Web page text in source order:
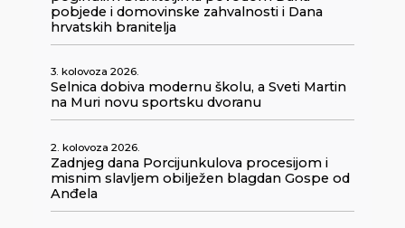
pobjede i domovinske zahvalnosti i Dana
hrvatskih branitelja
3. kolovoza 2026.
Selnica dobiva modernu školu, a Sveti Martin
na Muri novu sportsku dvoranu
2. kolovoza 2026.
Zadnjeg dana Porcijunkulova procesijom i
misnim slavljem obilježen blagdan Gospe od
Anđela